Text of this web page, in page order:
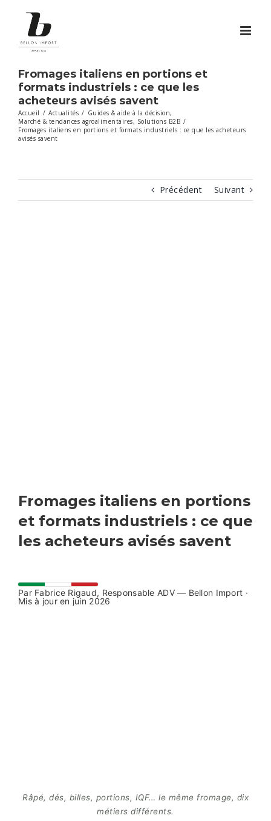
contenu
Fromages italiens en portions et
formats industriels : ce que les
acheteurs avisés savent
Accueil / Actualités / Guides & aide à la décision,
Marché & tendances agroalimentaires, Solutions B2B /
Fromages italiens en portions et formats industriels : ce que les acheteurs
avisés savent
Précédent Suivant
Fromages italiens en portions
et formats industriels : ce que
les acheteurs avisés savent
Par Fabrice Rigaud, Responsable ADV — Bellon Import ·
Mis à jour en juin 2026
Râpé, dés, billes, portions, IQF… le même fromage, dix
métiers différents.